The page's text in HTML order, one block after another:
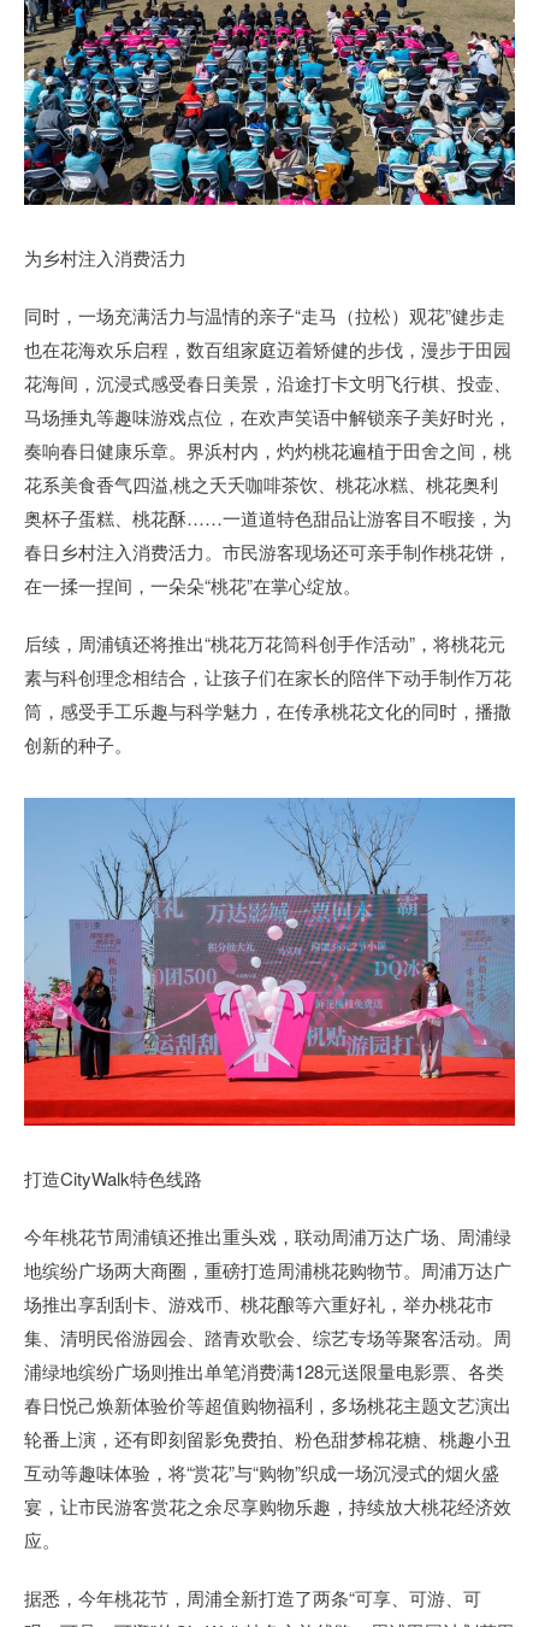
为乡村注入消费活力
同时，一场充满活力与温情的亲子“走马（拉松）观花”健步走
也在花海欢乐启程，数百组家庭迈着矫健的步伐，漫步于田园
花海间，沉浸式感受春日美景，沿途打卡文明飞行棋、投壶、
马场捶丸等趣味游戏点位，在欢声笑语中解锁亲子美好时光，
奏响春日健康乐章。界浜村内，灼灼桃花遍植于田舍之间，桃
花系美食香气四溢,桃之夭夭咖啡茶饮、桃花冰糕、桃花奥利
奥杯子蛋糕、桃花酥……一道道特色甜品让游客目不暇接，为
春日乡村注入消费活力。市民游客现场还可亲手制作桃花饼，
在一揉一捏间，一朵朵“桃花”在掌心绽放。
后续，周浦镇还将推出“桃花万花筒科创手作活动”，将桃花元
素与科创理念相结合，让孩子们在家长的陪伴下动手制作万花
筒，感受手工乐趣与科学魅力，在传承桃花文化的同时，播撒
创新的种子。
打造CityWalk特色线路
今年桃花节周浦镇还推出重头戏，联动周浦万达广场、周浦绿
地缤纷广场两大商圈，重磅打造周浦桃花购物节。周浦万达广
场推出享刮刮卡、游戏币、桃花酿等六重好礼，举办桃花市
集、清明民俗游园会、踏青欢歌会、综艺专场等聚客活动。周
浦绿地缤纷广场则推出单笔消费满128元送限量电影票、各类
春日悦己焕新体验价等超值购物福利，多场桃花主题文艺演出
轮番上演，还有即刻留影免费拍、粉色甜梦棉花糖、桃趣小丑
互动等趣味体验，将“赏花”与“购物”织成一场沉浸式的烟火盛
宴，让市民游客赏花之余尽享购物乐趣，持续放大桃花经济效
应。
据悉，今年桃花节，周浦全新打造了两条“可享、可游、可